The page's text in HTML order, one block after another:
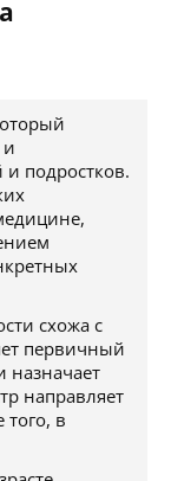
и
подростков.
схожа с
первичный
назначает
направляет
того, в